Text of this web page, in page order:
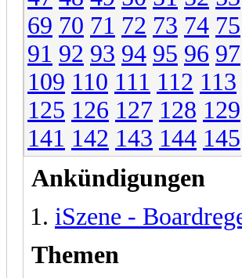
69 70 71 72 73 74 75
91 92 93 94 95 96 97
109 110 111 112 113
125 126 127 128 129
141 142 143 144 145
Ankündigungen
iSzene -
Themen